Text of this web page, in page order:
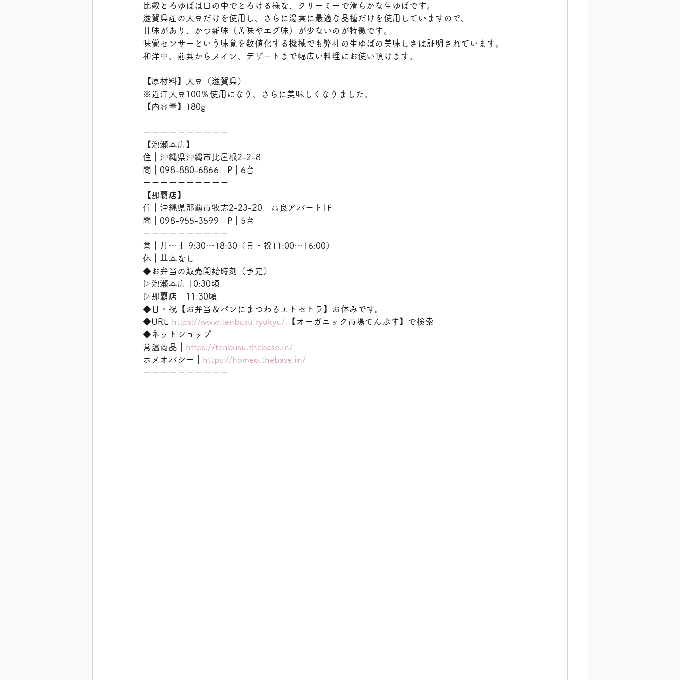
比叡とろゆばは口の中でとろける様な、クリーミーで滑らかな生ゆばです。
滋賀県産の大豆だけを使用し、さらに湯葉に最適な品種だけを使用していますので、
甘味があり、かつ雑味（苦味やエグ味）が少ないのが特徴です。
味覚センサーという味覚を数値化する機械でも弊社の生ゆばの美味しさは証明されています。
和洋中、前菜からメイン、デザートまで幅広い料理にお使い頂けます。
【原材料】大豆（滋賀県）
※近江大豆100％使用になり、さらに美味しくなりました。
【内容量】180g
ーーーーーーーーーー
【泡瀬本店】
住｜沖縄県沖縄市比屋根2-2-8
問｜098-880-6866　P｜6台
ーーーーーーーーーー
【那覇店】
住｜沖縄県那覇市牧志2-23-20　高良アパート1F
問｜098-955-3599　P｜5台
ーーーーーーーーーー
営｜月〜土 9:30〜18:30（日・祝11:00〜16:00）
休｜基本なし
◆お弁当の販売開始時刻（予定）
▷泡瀬本店 10:30頃
▷那覇店　11:30頃
◆日・祝【お弁当＆パンにまつわるエトセトラ】お休みです。
◆URL https://www.tenbusu.ryukyu/ 【オーガニック市場てんぶす】で検索
◆ネットショップ
常温商品｜ https://tenbusu.thebase.in/
ホメオパシー｜ https://homeo.thebase.in/
ーーーーーーーーーー